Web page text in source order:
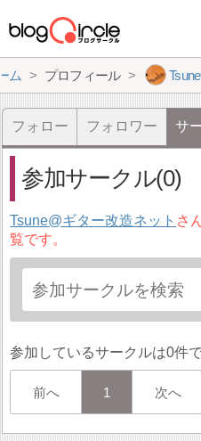
ム プロフィール
フォロー フォロワー サ
参加サークル(0)
Tsune@ギター改造ネット さ
覧です。
参加しているサークルは0件で
前へ 1 次へ